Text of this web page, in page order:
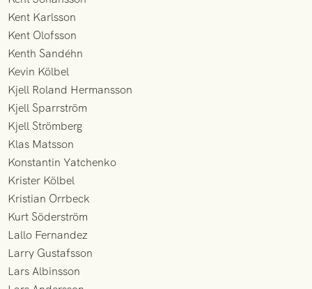
Kent Karlsson
Kent Olofsson
Kenth Sandéhn
Kevin Kölbel
Kjell Roland Hermansson
Kjell Sparrström
Kjell Strömberg
Klas Matsson
Konstantin Yatchenko
Krister Kölbel
Kristian Orrbeck
Kurt Söderström
Lallo Fernandez
Larry Gustafsson
Lars Albinsson